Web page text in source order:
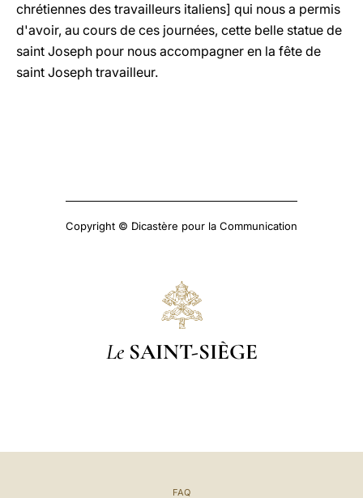
chrétiennes des travailleurs italiens] qui nous a permis
d'avoir, au cours de ces journées, cette belle statue de
saint Joseph pour nous accompagner en la fête de
saint Joseph travailleur.
Copyright © Dicastère pour la Communication
Le SAINT-SIÈGE
FAQ